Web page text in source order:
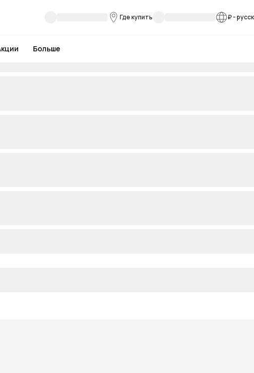
Где купить ₽-
Больше